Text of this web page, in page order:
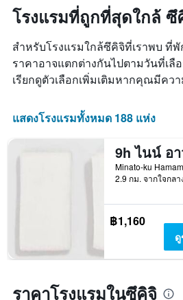
โรงแรมที่ถูกที่สุดใกล้ ซึ
สำหรับโรงแรมใกล้ซึคิจิที่เราพบ ที่
ราคาอาจแตกต่างกันไปตามวันที่เลื
เรียกดูตัวเลือกเพิ่มเติมหากคุณมีคว
แสดงโรงแรมทั้งหมด 188 แห่ง
2.9 กม. จากใจกลา
฿1,160
ราคาโรงแรมในซึคิจิ